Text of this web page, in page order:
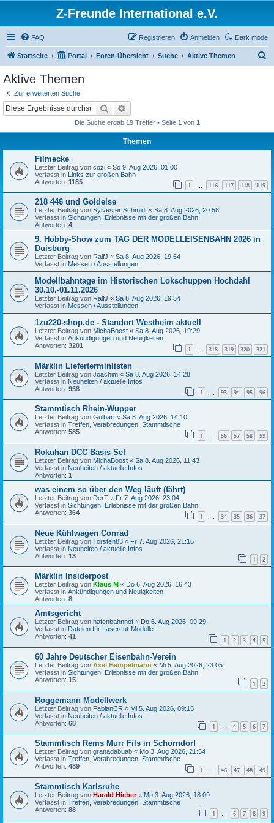
Z-Freunde International e.V.
Dark mode
FAQ Anmelden
Registrieren
Startseite Portal Foren-Übersicht Suche Aktive Themen
Aktive Themen
Zur erweiterten Suche
Suche
Die Suche ergab 19 Treffer • Seite 1 von 1
Themen
Filmecke
Letzter Beitrag von cozi « So 9. Aug 2026, 01:00
Verfasst in Links zur großen Bahn
Antworten: 1185 1 116 117 118 119
218 446 und Goldelse
Letzter Beitrag von Sylvester Schmidt « Sa 8. Aug 2026, 20:58
Verfasst in Sichtungen, Erlebnisse mit der großen Bahn
Antworten: 4
9. Hobby-Show zum TAG DER MODELLEISENBAHN 2026 in
Duisburg
Letzter Beitrag von RalfJ « Sa 8. Aug 2026, 19:54
Verfasst in Messen / Ausstellungen
Modellbahntage im Historischen Lokschuppen Hochdahl
30.10.-01.11.2026
Letzter Beitrag von RalfJ « Sa 8. Aug 2026, 19:54
Verfasst in Messen / Ausstellungen
1zu220-shop.de - Standort Westheim aktuell
Letzter Beitrag von MichaBoost « Sa 8. Aug 2026, 19:29
Verfasst in Ankündigungen und Neuigkeiten
Antworten: 3201 1 … 318 319 320 321
Märklin Lieferterminlisten
Letzter Beitrag von Joachim « Sa 8. Aug 2026, 14:28
Verfasst in Neuheiten / aktuelle Infos
Antworten: 958 1 93 94 95 96
Stammtisch Rhein-Wupper
Letzter Beitrag von Gulbart « Sa 8. Aug 2026, 14:10
Verfasst in Treffen, Verabredungen, Stammtische
Antworten: 585 1 56 57 58 59
Rokuhan DCC Basis Set
Letzter Beitrag von MichaBoost « Sa 8. Aug 2026, 11:43
Verfasst in Neuheiten / aktuelle Infos
Antworten: 1
was einem so über den Weg läuft (fährt)
Letzter Beitrag von DerT « Fr 7. Aug 2026, 23:04
Verfasst in Sichtungen, Erlebnisse mit der großen Bahn
Antworten: 364 1 … 34 35 36 37
Neue Kühlwagen Conrad
Letzter Beitrag von Torsten83 « Fr 7. Aug 2026, 21:16
Verfasst in Neuheiten / aktuelle Infos
Antworten: 13 1 2
Märklin Insiderpost
Letzter Beitrag von Klaus M « Do 6. Aug 2026, 16:43
Verfasst in Ankündigungen und Neuigkeiten
Antworten: 8
Amtsgericht
Letzter Beitrag von hafenbahnhof « Do 6. Aug 2026, 09:29
Verfasst in Dateien für Lasercut-Modelle
Antworten: 41 1 2 3 4 5
60 Jahre Deutscher Eisenbahn-Verein
Letzter Beitrag von Axel Hempelmann « Mi 5. Aug 2026, 23:05
Verfasst in Sichtungen, Erlebnisse mit der großen Bahn
Antworten: 15 1 2
Roggemann Modellwerk
Letzter Beitrag von FabianCR « Mi 5. Aug 2026, 09:15
Verfasst in Neuheiten / aktuelle Infos
Antworten: 68 1 4 5 6 7
Stammtisch Rems Murr Fils in Schorndorf
Letzter Beitrag von granadabuab « Mo 3. Aug 2026, 21:54
Verfasst in Treffen, Verabredungen, Stammtische
Antworten: 489 1 … 46 47 48 49
Stammtisch Karlsruhe
Letzter Beitrag von Harald Hieber« Mo 3. Aug 2026, 18:09
Verfasst in Treffen, Verabredungen, Stammtische
Antworten: 88 1 … 6 7 8 9